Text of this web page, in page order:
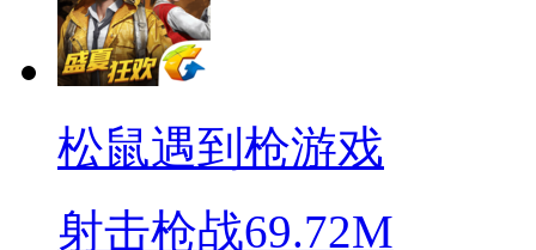
松鼠遇到枪游戏
射击枪战69.72M